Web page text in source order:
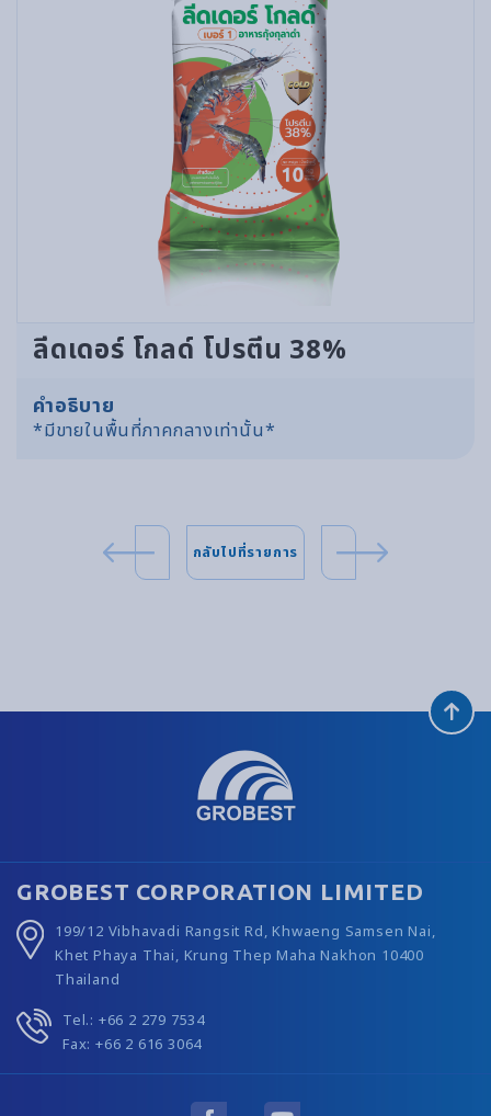
ลีดเดอร์ โกลด์ โปรตีน 38%
คำอธิบาย
*มีขายในพื้นที่ภาคกลางเท่านั้น*
กลับไปที่รายการ
GROBEST CORPORATION LIMITED
199/12 Vibhavadi Rangsit Rd, Khwaeng Samsen Nai,
Khet Phaya Thai, Krung Thep Maha Nakhon 10400
Thailand
Tel.: +66 2 279 7534
Fax: +66 2 616 3064